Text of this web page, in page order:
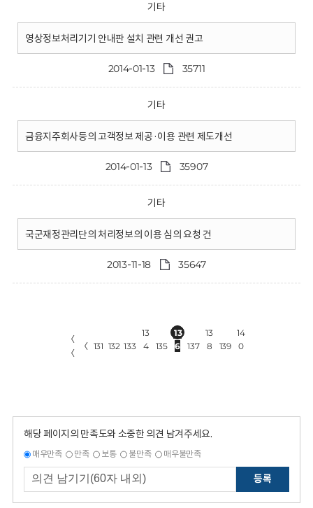
기타
영상정보처리기기 안내판 설치 관련 개선 권고
2014-01-13 35711
기타
금융지주회사등의 고객정보 제공·이용 관련 제도개선
2014-01-13 35907
기타
국군재정관리단의 처리정보의 이용 심의 요청 건
2013-11-18 35647
〈
〈
〈 131 132 133
13
4
135
13
6
137
13
8
139
14
0
해당 페이지의 만족도와 소중한 의견 남겨주세요.
매우만족 만족 보통 불만족 매우불만족
등록